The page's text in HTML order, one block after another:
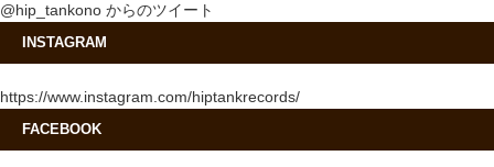
@hip_tankono からのツイート
INSTAGRAM
https://www.instagram.com/hiptankrecords/
FACEBOOK